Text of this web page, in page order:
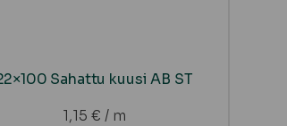
Sahattu kuusi AB ST
1,15 € / m